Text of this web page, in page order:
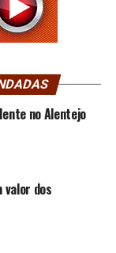
no Alentejo
valor dos